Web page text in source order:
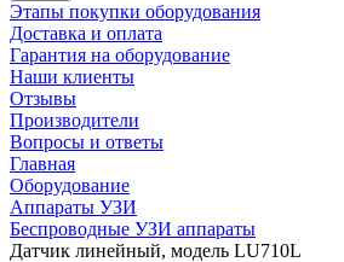
Этапы покупки оборудования
Доставка и оплата
Гарантия на оборудование
Наши клиенты
Отзывы
Производители
Вопросы и ответы
Главная
Оборудование
Аппараты УЗИ
Беспроводные УЗИ аппараты
Датчик линейный, модель LU710L